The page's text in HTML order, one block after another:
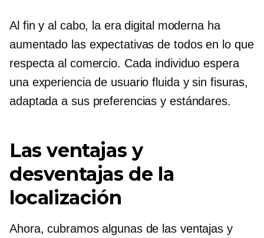
Al fin y al cabo, la era digital moderna ha
aumentado las expectativas de todos en lo que
respecta al comercio. Cada individuo espera
una experiencia de usuario fluida y sin fisuras,
adaptada a sus preferencias y estándares.
Las ventajas y
desventajas de la
localización
Ahora, cubramos algunas de las ventajas y